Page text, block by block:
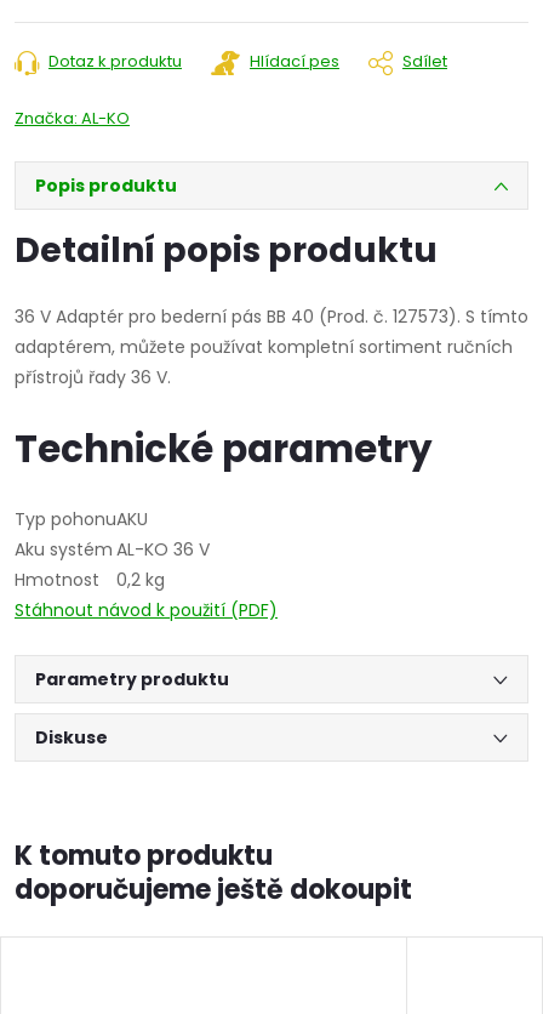
cena:
Dotaz k produktu Hlídací pes Sdílet
Značka: AL-KO
Popis produktu
Detailní popis produktu
36 V Adaptér pro bederní pás BB 40 (Prod. č. 127573). S tímto
adaptérem, můžete používat kompletní sortiment ručních
přístrojů řady 36 V.
Technické parametry
Typ pohonuAKU
Aku systém AL-KO 36 V
Hmotnost
0,2 kg
Stáhnout návod k použití (PDF)
Parametry produktu
Diskuse
K tomuto produktu
doporučujeme ještě dokoupit